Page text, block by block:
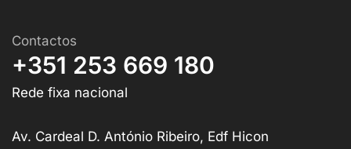
Contactos
+351 253 669 180
Rede fixa nacional
Av. Cardeal D. António Ribeiro, Edf Hicon